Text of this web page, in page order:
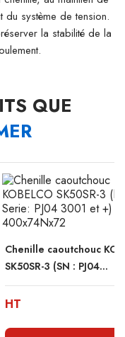
du système de tension.
la stabilité de la
QUE
Chenille caoutchouc
SK50SR-3 (SN : PJ04...
HT